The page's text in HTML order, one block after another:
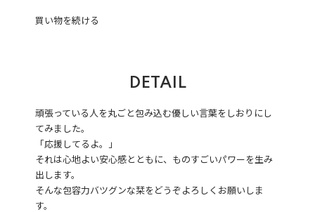
買い物を続ける
DETAIL
頑張っている人を丸ごと包み込む優しい言葉をしおりにし
てみました。
「応援してるよ。」
それは心地よい安心感とともに、ものすごいパワーを生み
出します。
そんな包容力バツグンな栞をどうぞよろしくお願いしま
す。